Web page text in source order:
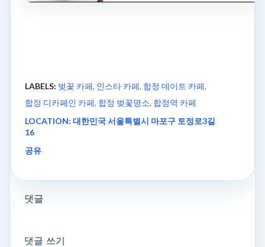
LABELS: 벚꽃 카페 인스타 카페 합정 데이트 카페
합정 디카페인 카페 합정 벚꽃명소 합정역 카페
LOCATION: 대한민국 서울특별시 마포구 토정로3길
16
공유
댓글
댓글 쓰기